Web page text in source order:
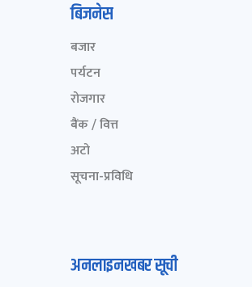
बिजनेस
बजार
पर्यटन
रोजगार
बैंक / वित्त
अटो
सूचना-प्रविधि
अनलाइनखबर सूची